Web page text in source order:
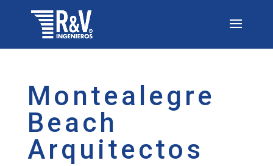
Montealegre
Beach
Arquitectos